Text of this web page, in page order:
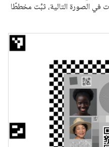
في الصورة التالية، ثبِّت مخططًا